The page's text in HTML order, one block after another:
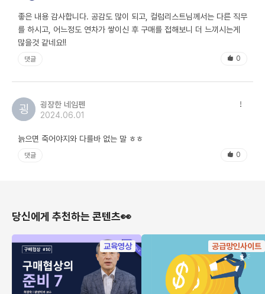
업계 전략구매 주요업무 의료/제약
좋은 내용 감사합니다. 공감도 많이 되고, 컬럼리스트님께서는 다른 직무
를 하시고, 어느정도 연차가 쌓이신 후 구매를 접해보니 더 느끼시는게
많을것 같네요!!
댓글 0
굉
굉장한 네임펜
2024.06.01
늙으면 죽어야지와 다를바 없는 말 ㅎㅎ
댓글 0
당신에게 추천하는 콘텐츠👀
교육영상 공급망인사이트